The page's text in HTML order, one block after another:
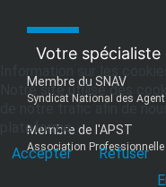
Votre
Membre du SNAV
Syndicat National des
Membre de l'APST
Association
Notre site utilise des
de notre trafic afin de
plateforme.
Accepter
Refuser